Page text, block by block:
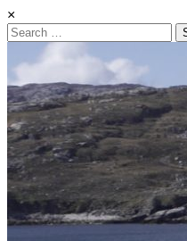
×
Search
for: